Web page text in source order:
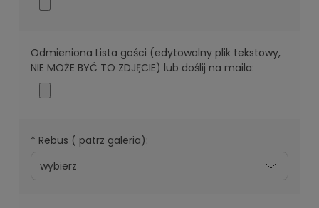
Odmieniona Lista gości (edytowalny plik tekstowy,
NIE MOŻE BYĆ TO ZDJĘCIE) lub doślij na maila:
* Rebus ( patrz galeria):